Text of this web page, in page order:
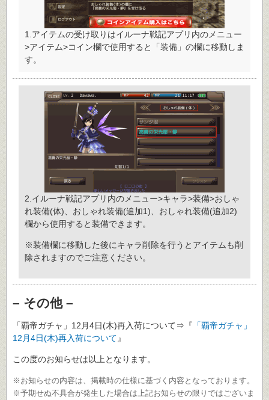
1.アイテムの受け取りはイルーナ戦記アプリ内のメニュー
>アイテム>コイン欄で使用すると「装備」の欄に移動しま
す。
2.イルーナ戦記アプリ内のメニュー>キャラ>装備>おしゃ
れ装備(体)、おしゃれ装備(追加1)、おしゃれ装備(追加2)
欄から使用すると装備できます。
※装備欄に移動した後にキャラ削除を行うとアイテムも削
除されますのでご注意ください。
– その他 –
「覇帝ガチャ」12月4日(木)再入荷について⇒『 「覇帝ガチャ」
12月4日(木)再入荷について 』
この度のお知らせは以上となります。
※お知らせの内容は、掲載時の仕様に基づく内容となっております。
※予期せぬ不具合が発生した場合は上記お知らせの限りではございま